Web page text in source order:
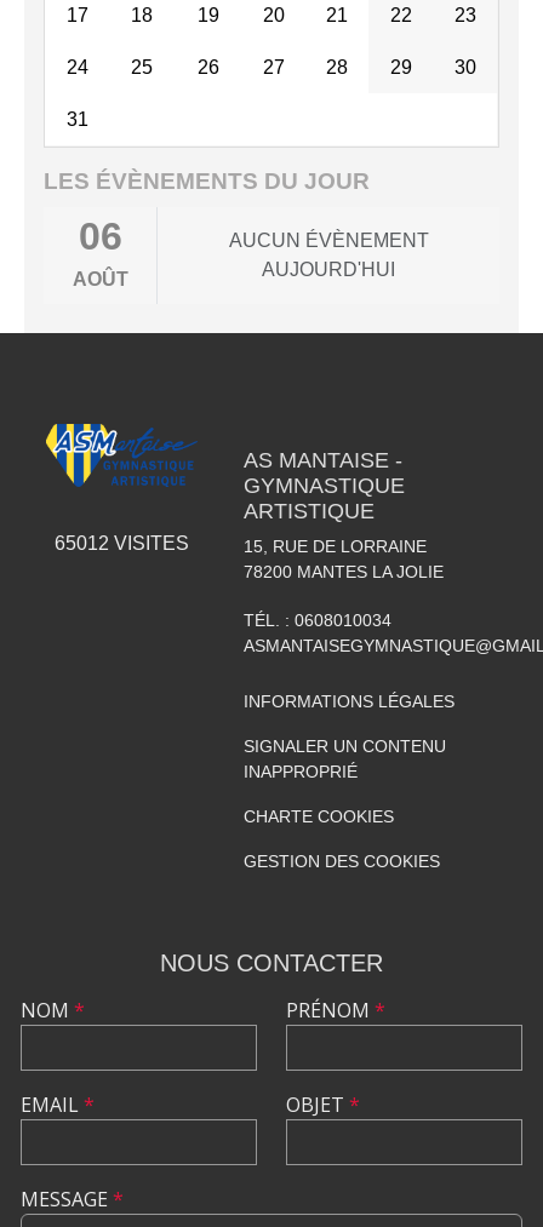
17 18 19 20 21 22 23
24 25 26 27 28 29 30
31
LES ÉVÈNEMENTS DU JOUR
06
AOÛT
AUCUN ÉVÈNEMENT
AUJOURD'HUI
65012 VISITES
AS MANTAISE -
GYMNASTIQUE
ARTISTIQUE
15, RUE DE LORRAINE
78200 MANTES LA JOLIE
TÉL. : 0608010034
INFORMATIONS LÉGALES
SIGNALER UN CONTENU
INAPPROPRIÉ
CHARTE COOKIES
GESTION DES COOKIES
NOUS CONTACTER
NOM *
EMAIL*
PRÉNOM *
OBJET *
MESSAGE *